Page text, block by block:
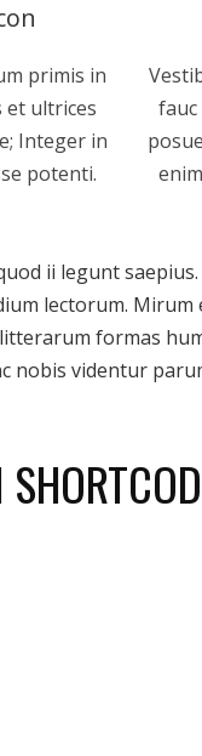
primis in
et ultrices
Integer in
potenti.
ii legunt
lectorum.
formas
nobis videntur